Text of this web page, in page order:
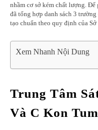
nhầm cơ sở kém chất lượng. Để
đã tổng hợp danh sách 3
tạo chuẩn theo quy định của
Xem Nhanh Nội Dung
Trung Tâm
Và C Kon Tum